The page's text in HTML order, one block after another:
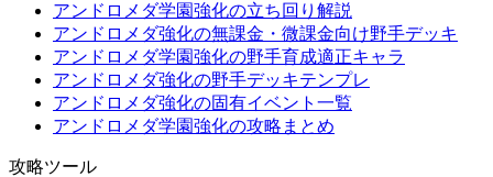
アンドロメダ学園強化の立ち回り解説
アンドロメダ強化の無課金・微課金向け野手デッキ
アンドロメダ学園強化の野手育成適正キャラ
アンドロメダ強化の野手デッキテンプレ
アンドロメダ強化の固有イベント一覧
アンドロメダ学園強化の攻略まとめ
攻略ツール